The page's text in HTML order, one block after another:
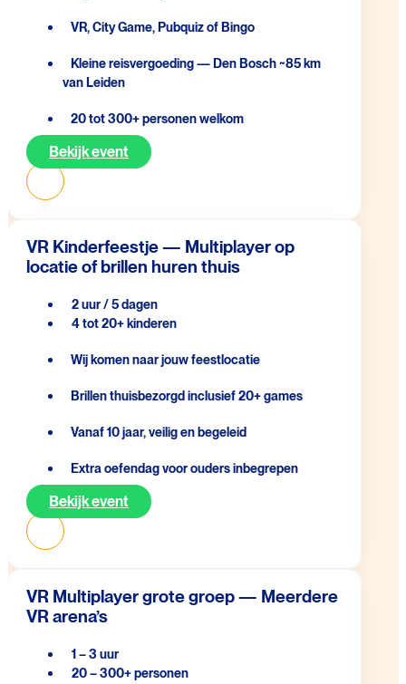
VR, City Game, Pubquiz of Bingo
Kleine reisvergoeding — Den Bosch ~85 km
van Leiden
20 tot 300+ personen welkom
Bekijk event
VR Kinderfeestje — Multiplayer op
locatie of brillen huren thuis
2 uur / 5 dagen
4 tot 20+ kinderen
Wij komen naar jouw feestlocatie
Brillen thuisbezorgd inclusief 20+ games
Vanaf 10 jaar, veilig en begeleid
Extra oefendag voor ouders inbegrepen
Bekijk event
VR Multiplayer grote groep — Meerdere
VR arena’s
1 – 3 uur
20 – 300+ personen